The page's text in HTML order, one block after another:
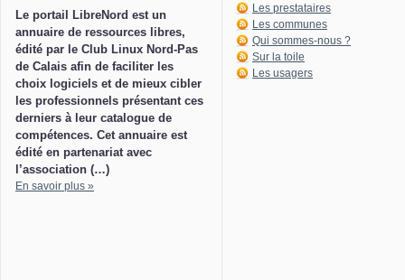
Le portail LibreNord est un
annuaire de ressources libres,
édité par le Club Linux Nord-Pas
de Calais afin de faciliter les
choix logiciels et de mieux cibler
les professionnels présentant ces
derniers à leur catalogue de
compétences. Cet annuaire est
édité en partenariat avec
l’association (…)
En savoir plus »
Les prestataires
Les communes
Qui sommes-nous ?
Sur la toile
Les usagers